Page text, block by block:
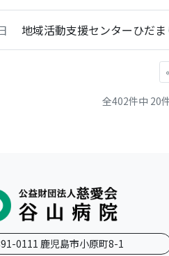
地域活動支援センターひだ
«
全402件中 20
0111 鹿児島市小原町8-1